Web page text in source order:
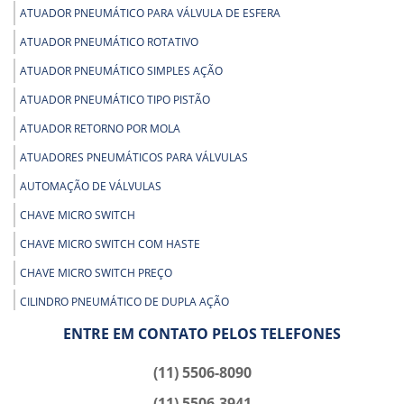
ATUADOR PNEUMÁTICO PARA VÁLVULA DE ESFERA
ATUADOR PNEUMÁTICO ROTATIVO
ATUADOR PNEUMÁTICO SIMPLES AÇÃO
ATUADOR PNEUMÁTICO TIPO PISTÃO
ATUADOR RETORNO POR MOLA
ATUADORES PNEUMÁTICOS PARA VÁLVULAS
AUTOMAÇÃO DE VÁLVULAS
CHAVE MICRO SWITCH
CHAVE MICRO SWITCH COM HASTE
CHAVE MICRO SWITCH PREÇO
CILINDRO PNEUMÁTICO DE DUPLA AÇÃO
CILINDRO PNEUMÁTICO DUPLA AÇÃO PREÇO
ENTRE EM CONTATO PELOS TELEFONES
(11) 5506-8090